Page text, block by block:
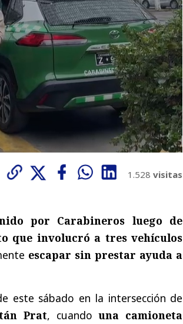
1.528 visitas
por Carabineros luego de
que involucró a tres vehículos
escapar sin prestar ayuda a
este sábado en la intersección de
Prat, cuandouna camioneta